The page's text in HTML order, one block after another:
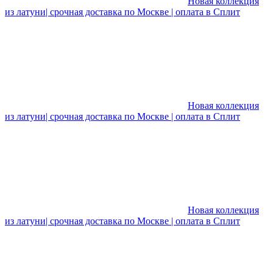
из латуни| срочная доставка по Москве | оплата в Сплит
Новая коллекция
из латуни| срочная доставка по Москве | оплата в Сплит
Новая коллекция
из латуни| срочная доставка по Москве | оплата в Сплит